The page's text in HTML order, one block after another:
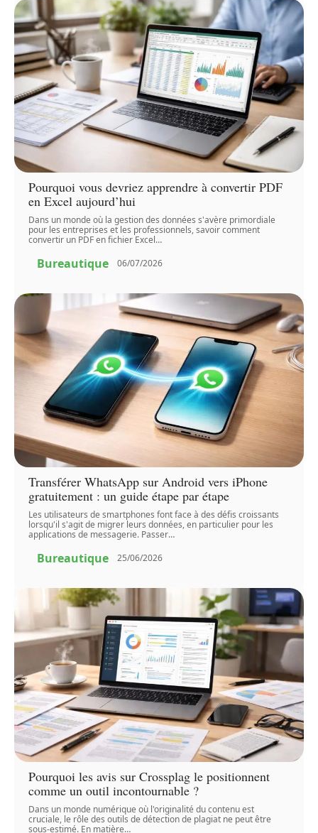
Pourquoi vous devriez apprendre à convertir PDF
en Excel aujourd’hui
Dans un monde où la gestion des données s'avère primordiale
pour les entreprises et les professionnels, savoir comment
convertir un PDF en fichier Excel…
Bureautique 06/07/2026
Transférer WhatsApp sur Android vers iPhone
gratuitement : un guide étape par étape
Les utilisateurs de smartphones font face à des défis croissants
lorsqu'il s'agit de migrer leurs données, en particulier pour les
applications de messagerie. Passer…
Bureautique 25/06/2026
Pourquoi les avis sur Crossplag le positionnent
comme un outil incontournable ?
Dans un monde numérique où l'originalité du contenu est
cruciale, le rôle des outils de détection de plagiat ne peut être
sous-estimé. En matière…